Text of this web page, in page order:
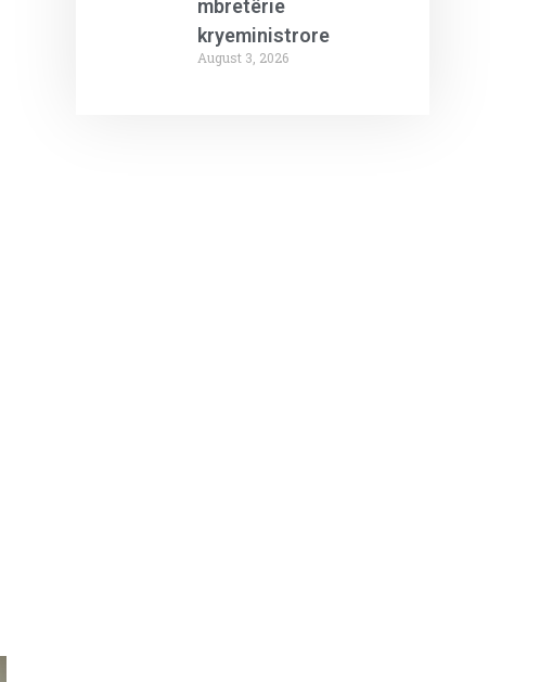
mbretërie
kryeministrore
August 3, 2026